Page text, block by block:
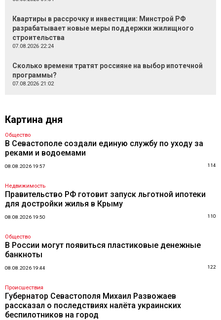
Квартиры в рассрочку и инвестиции: Минстрой РФ
разрабатывает новые меры поддержки жилищного
строительства
07.08.2026 22:24
Сколько времени тратят россияне на выбор ипотечной
программы?
07.08.2026 21:02
Картина дня
Общество
В Севастополе создали единую службу по уходу за
реками и водоемами
08.08.2026 19:57 114
Недвижимость
Правительство РФ готовит запуск льготной ипотеки
для достройки жилья в Крыму
08.08.2026 19:50 110
Общество
В России могут появиться пластиковые денежные
банкноты
08.08.2026 19:44 122
Происшествия
Губернатор Севастополя Михаил Развожаев
рассказал о последствиях налёта украинских
беспилотников на город